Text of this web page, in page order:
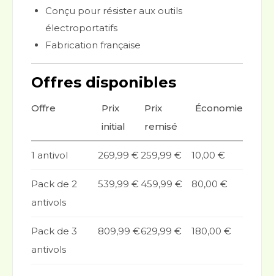
Conçu pour résister aux outils
électroportatifs
Fabrication française
Offres disponibles
Offre
Prix
initial
Prix
remisé
Économie
1 antivol 269,99 € 259,99 € 10,00 €
Pack de 2
antivols
539,99 € 459,99 € 80,00 €
Pack de 3
antivols
809,99 €629,99 € 180,00 €